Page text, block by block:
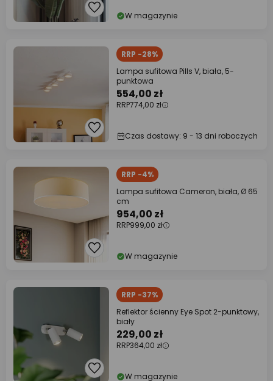
W magazynie
RRP -28%
Lampa sufitowa Pills V, biała, 5-
punktowa
554,00 zł
RRP774,00 zł
Czas dostawy: 9 - 13 dni roboczych
RRP -4%
Lampa sufitowa Cameron, biała, Ø 65
cm
954,00 zł
RRP999,00 zł
W magazynie
RRP -37%
Reflektor ścienny Eye Spot 2-punktowy,
biały
229,00 zł
RRP364,00 zł
W magazynie